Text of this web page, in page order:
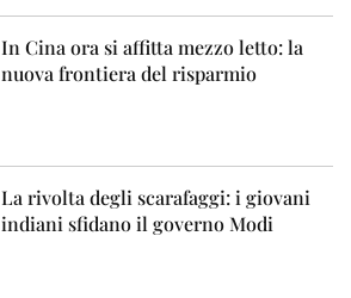
In Cina ora si affitta mezzo letto: la
nuova frontiera del risparmio
La rivolta degli scarafaggi: i giovani
indiani sfidano il governo Modi